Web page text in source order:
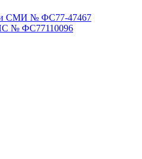
СМИ № ФС77-47467
№ ФС77110096